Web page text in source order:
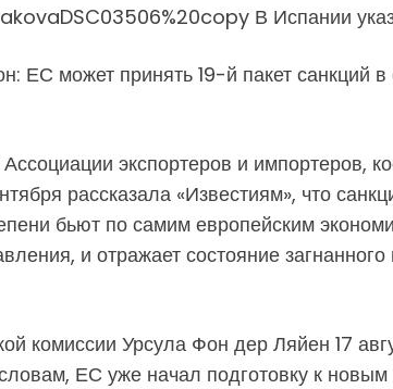
ЕС может принять 19-й пакет санкций
экспортеров и импортеров,
рассказала «Известиям», что
бьют по самим европейским
и отражает состояние
комиссии Урсула Фон дер Ляйен 17
ЕС уже начал подготовку к